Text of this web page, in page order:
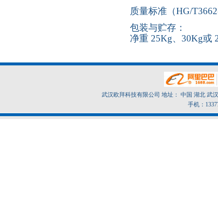
质量标准（HG/
包装与贮存：
净重 25Kg、30Kg或
武汉欧拜科技有限公司 地址： 中国 湖北 武
手机：